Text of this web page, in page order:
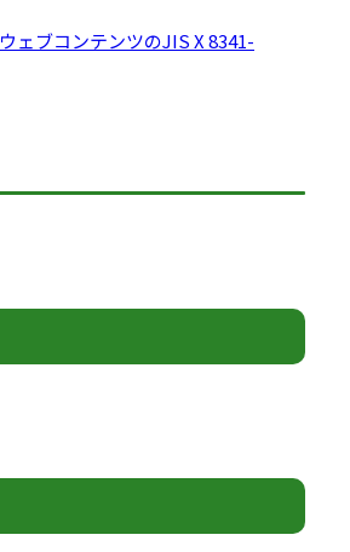
ウェブコンテンツのJIS X 8341-